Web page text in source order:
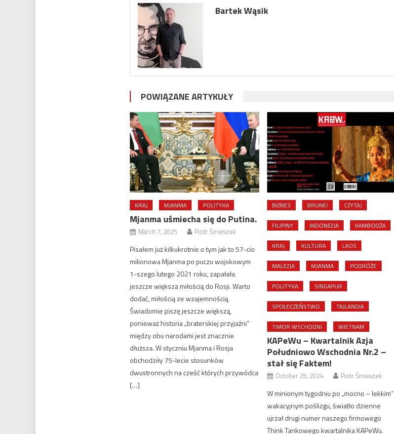
Bartek Wąsik
POWIĄZANE ARTYKUŁY
KRAJ MJANMA POLITYKA
Mjanma uśmiecha się do Putina.
March 7, 2025 Piotr Śmieszek
Pisałem już kilkukrotnie o tym jak to 57-cio
milionowa Mjanma po puczu wojskowym
1-szego lutego 2021 roku, zapałała
jeszcze większa miłością do Rosji. Warto
dodać, miłością ze wzajemnością.
Świadomie piszę jeszcze większą,
ponieważ historia „braterskiej przyjaźni”
między obu narodami jest znacznie
dłuższa. W styczniu Mjanma i Rosja
obchodziły 75-lecie stosunków
dwustronnych na cześć których przywódca
[…]
BIZNES BRUNEI CZYTAJ
FILIPINY INDONEZJA KAMBODŻA
KRAJ KULTURA LAOS
MALEZJA MJANMA PODRÓŻE
POLITYKA SINGAPUR
SPOŁECZEŃSTWO TAJLANDIA
TIMOR WSCHODNI WIETNAM
KAPeWu – Kwartalnik Azja
Południowo Wschodnia Nr.2 –
stał się Faktem!
October 25, 2024 Piotr Śmieszek
W minionym tygodniu po „mocno – lekkim”
wakacyjnym poślizgu, światło dzienne
ujrzał drugi numer naszego firmowego
Think Tankowego kwartalnika KAPeWu.